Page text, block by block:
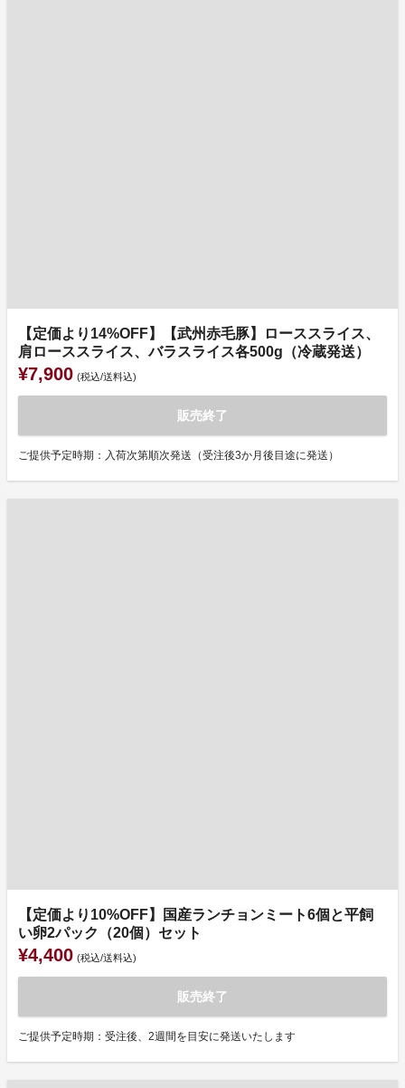
【定価より14%OFF】【武州赤毛豚】ローススライス、
肩ローススライス、バラスライス各500g（冷蔵発送）
¥7,900 (税込/送料込)
販売終了
ご提供予定時期：入荷次第順次発送（受注後3か月後目途に発送）
【定価より10%OFF】国産ランチョンミート6個と平飼
い卵2パック（20個）セット
¥4,400 (税込/送料込)
販売終了
ご提供予定時期：受注後、2週間を目安に発送いたします